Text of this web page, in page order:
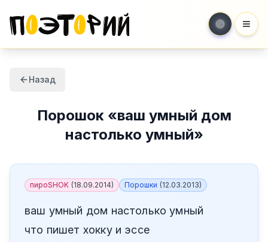
Назад
Порошок«ваш умный дом
настолько умный»
пироSHOK (18.09.2014) Порошки (12.03.2013)
ваш умный дом настолько умный
что пишет хокку и эссе